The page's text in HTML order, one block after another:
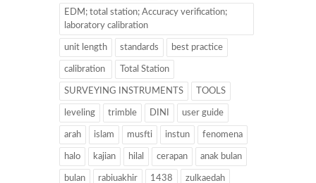
EDM; total station; Accuracy verification;
laboratory calibration
unit length standards best practice
calibration Total Station
SURVEYING INSTRUMENTS TOOLS
leveling trimble DINI user guide
arah islam musfti instun fenomena
halo kajian hilal cerapan anak bulan
bulan rabiuakhir 1438 zulkaedah